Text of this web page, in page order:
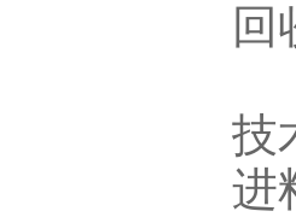
回
技
进